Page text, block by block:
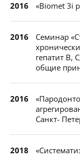
2016 «Biomet 3i
2016
Семинар
гепатит В,
общие
2016
Санкт-
2018